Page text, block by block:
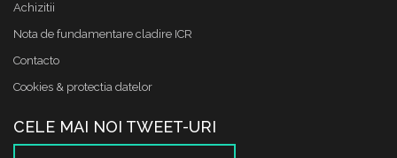
Achizitii
Nota de fundamentare cladire ICR
Contacto
Cookies & protectia datelor
CELE MAI NOI TWEET-URI